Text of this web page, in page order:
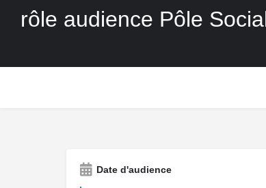
rôle audience Pôle
Date d'audience